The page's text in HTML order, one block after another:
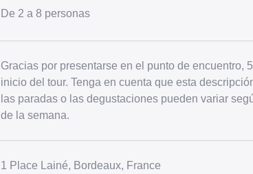
De 2 a 8 personas
Gracias por presentarse en el punto de encuentro,
inicio del tour. Tenga en cuenta que esta
las paradas o las degustaciones pueden variar
de la semana.
1 Place Lainé, Bordeaux, France